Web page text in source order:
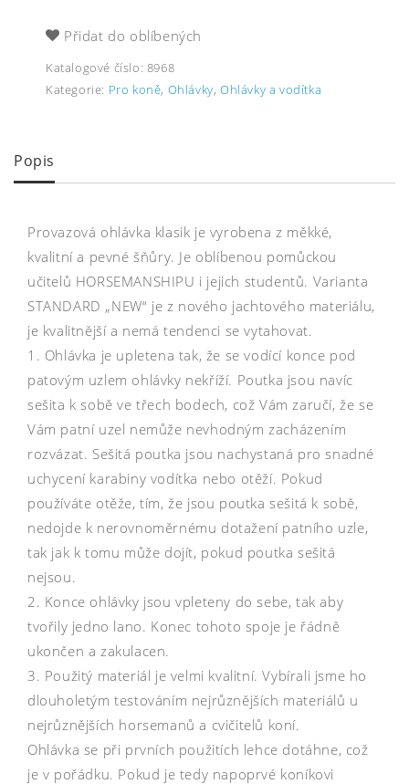
Přidat do oblíbených
Katalogové číslo: 8968
Kategorie: Pro koně, Ohlávky,Ohlávky a vodítka
Popis
Provazová ohlávka klasik je vyrobena z měkké,
kvalitní a pevné šňůry. Je oblíbenou pomůckou
učitelů HORSEMANSHIPU i jejich studentů. Varianta
STANDARD „NEW“ je z nového jachtového materiálu,
je kvalitnější a nemá tendenci se vytahovat.
1. Ohlávka je upletena tak, že se vodící konce pod
patovým uzlem ohlávky nekříží. Poutka jsou navíc
sešita k sobě ve třech bodech, což Vám zaručí, že se
Vám patní uzel nemůže nevhodným zacházením
rozvázat. Sešitá poutka jsou nachystaná pro snadné
uchycení karabiny vodítka nebo otěží. Pokud
používáte otěže, tím, že jsou poutka sešitá k sobě,
nedojde k nerovnoměrnému dotažení patního uzle,
tak jak k tomu může dojít, pokud poutka sešitá
nejsou.
2. Konce ohlávky jsou vpleteny do sebe, tak aby
tvořily jedno lano. Konec tohoto spoje je řádně
ukončen a zakulacen.
3. Použitý materiál je velmi kvalitní. Vybírali jsme ho
dlouholetým testováním nejrůznějších materiálů u
nejrůznějších horsemanů a cvičitelů koní.
Ohlávka se při prvních použitích lehce dotáhne, což
je v pořádku. Pokud je tedy napoprvé koníkovi